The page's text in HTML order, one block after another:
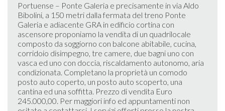
Portuense – Ponte Galeria e precisamente in via Aldo
Bibolini, a 150 metri dalla fermata del treno Ponte
Galeria e adiacente GRA in edificio cortina con
ascensore proponiamo la vendita di un quadrilocale
composto da soggiorno con balcone abitabile, cucina,
corridoio disimpegno, tre camere, due bagni uno con
vasca ed uno con doccia, riscaldamento autonomo, aria
condizionata. Completano la proprietà un comodo
posto auto coperto, un posto auto scoperto, una
cantina ed una soffitta. Prezzo di vendita Euro
245.000,00. Per maggiori info ed appuntamenti non